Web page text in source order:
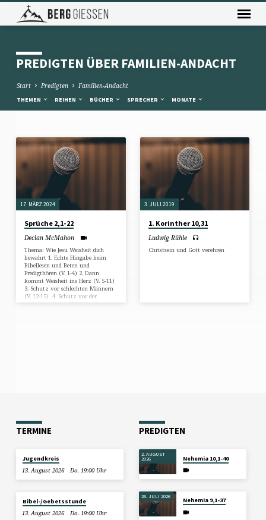
PREDIGTEN ÜBER FAMILIEN-ANDACHT
Start Predigten Familien-Andacht
THEMEN REIHEN BÜCHER SPRECHER MONATE
PREDIGTEN
ÜBER
FAMILIEN-
ANDACHT
17. MÄRZ 2024
Sprüche 2,1-22
Declan McMahon
Thema: Wie Jesu Weisheit dich
bewahrt 1. Echte Hingabe beim
Bibellesen und Beten und
Predigthören (V. 1-4) 2. Dann
kommt Weisheit ins Herz (V. 5-11)
3. Schutz vor schlechten Männern
(V. 12-15) 4. Schutz vor der
3. JULI 2019
1. Korinther 10,31
Ludwig Rühle
Christsein und Gott verehren
TERMINE
Jugendkreis
13. August 2026
Do. 19:00 Uhr
Bibel-/Gebetsstunde
13. August 2026
Do. 19:00 Uhr
PREDIGTEN
2. AUGUST
2026 Nehemia 10,1-40
26. JULI 2026
Nehemia 9,1-37